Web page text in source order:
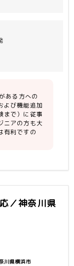
Linux
Application
ある方への
よび機能追加
まで）に従事
ニアの方も大
有利ですの
／神奈川県
川県横浜市